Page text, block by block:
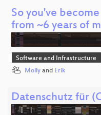
So you've
from ~6 years of
Software and Infrastructure
Molly and Erik
Datenschutz für